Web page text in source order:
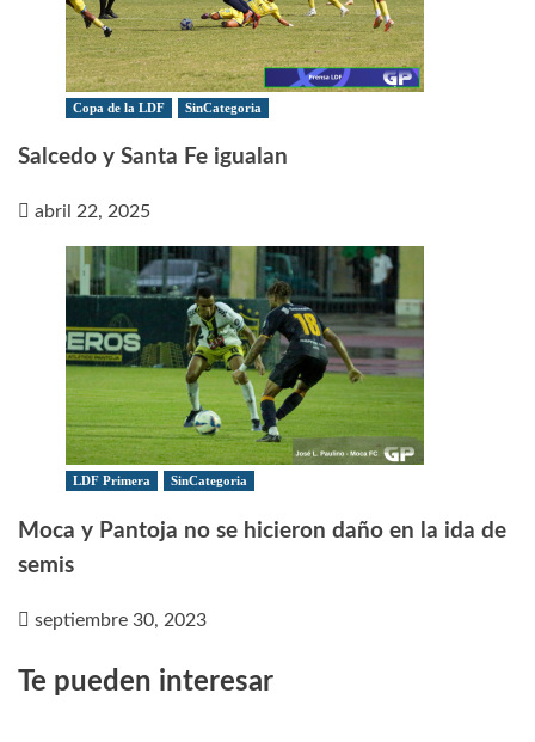
Copa de la LDF SinCategoria
Salcedo y Santa Fe igualan
abril 22, 2025
LDF Primera SinCategoria
Moca y Pantoja no se hicieron daño en la ida de
semis
septiembre 30, 2023
Te pueden interesar